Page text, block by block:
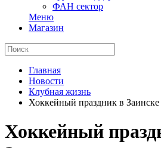
ФАН сектор
Меню
Магазин
Главная
Новости
Клубная жизнь
Хоккейный праздник в Заинске
Хоккейный